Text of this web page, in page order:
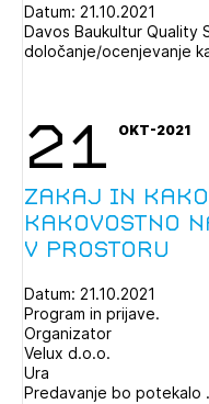
Datum: 21.10.2021
Davos Baukultur Quality
določanje/ocenjevanje
21 OKT-2021
Zakaj in
kakovostno
v prostoru
Datum: 21.10.2021
Program in prijave.
Organizator
Velux d.o.o.
Ura
Predavanje bo potekalo